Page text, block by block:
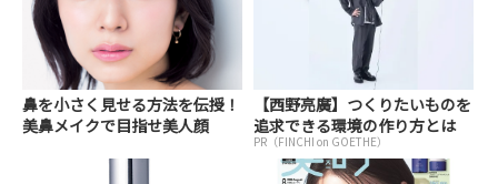
鼻を小さく見せる方法を伝授！
美鼻メイクで目指せ美人顔
【西野亮廣】つくりたいものを
追求できる環境の作り方とは
PR（FINCHI on GOETHE）